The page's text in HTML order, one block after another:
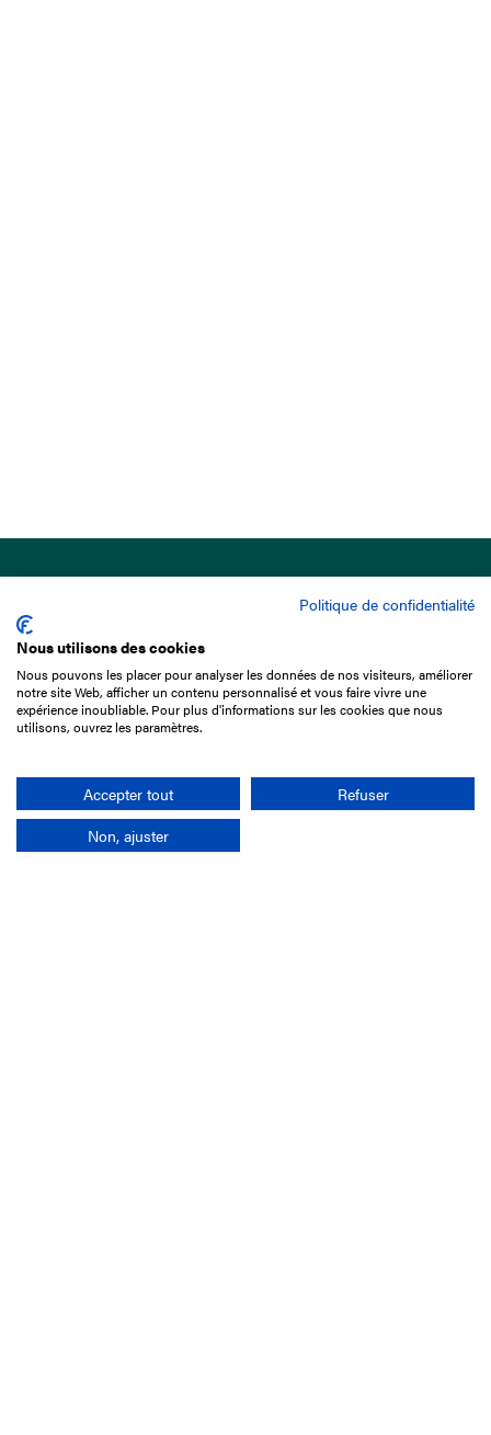
15 Boulevard de Douaumont
75017 Paris
01 49 10 20 29
Rechercher
Politique de confidentialité
Nous utilisons des cookies
Nous pouvons les placer pour analyser les données de nos visiteurs, améliorer
notre site Web, afficher un contenu personnalisé et vous faire vivre une
expérience inoubliable. Pour plus d'informations sur les cookies que nous
utilisons, ouvrez les paramètres.
Accepter tout
Refuser
Non, ajuster